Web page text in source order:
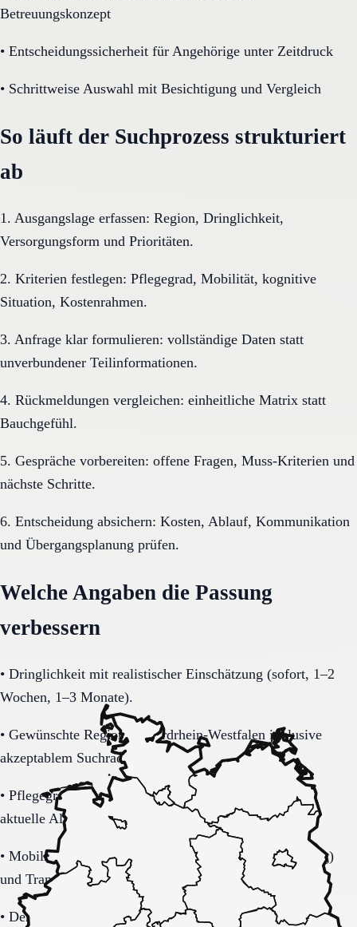
Betreuungskonzept
• Entscheidungssicherheit für Angehörige unter Zeitdruck
• Schrittweise Auswahl mit Besichtigung und Vergleich
So läuft der Suchprozess strukturiert
ab
1. Ausgangslage erfassen: Region, Dringlichkeit,
Versorgungsform und Prioritäten.
2. Kriterien festlegen: Pflegegrad, Mobilität, kognitive
Situation, Kostenrahmen.
3. Anfrage klar formulieren: vollständige Daten statt
unverbundener Teilinformationen.
4. Rückmeldungen vergleichen: einheitliche Matrix statt
Bauchgefühl.
5. Gespräche vorbereiten: offene Fragen, Muss-Kriterien und
nächste Schritte.
6. Entscheidung absichern: Kosten, Ablauf, Kommunikation
und Übergangsplanung prüfen.
Welche Angaben die Passung
verbessern
• Dringlichkeit mit realistischer Einschätzung (sofort, 1–2
Wochen, 1–3 Monate).
• Gewünschte Region in Nordrhein-Westfalen inklusive
akzeptablem Suchradius.
• Pflegegrad-Status (vorhanden, beantragt, unklar) und
aktuelle Alltagsbelastung.
• Mobilität (selbstständig, Rollator, Rollstuhl, bettlägerig)
und Transferbedarf.
• Demenzbezogene Anforderungen (ja, nein, unklar) mit